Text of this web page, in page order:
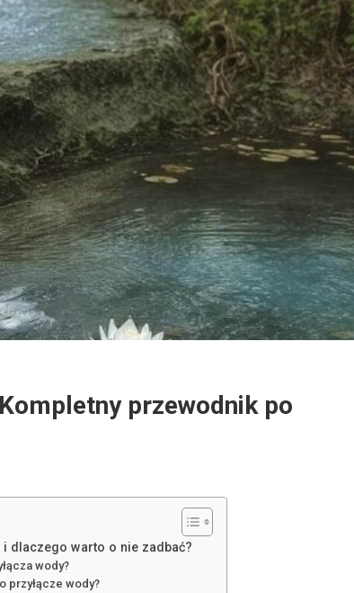
przewodnik po
i dlaczego warto o nie zadbać?
wody?
przyłącze wody?